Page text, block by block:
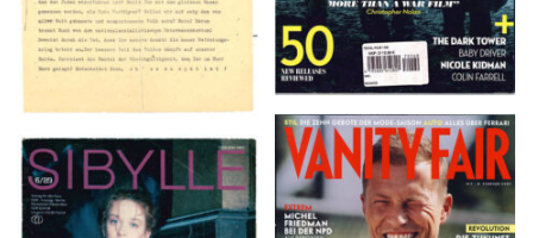
VANITY FAIR – Nr. 7 –
8. Februar 2007
SIBYLLE 6/89